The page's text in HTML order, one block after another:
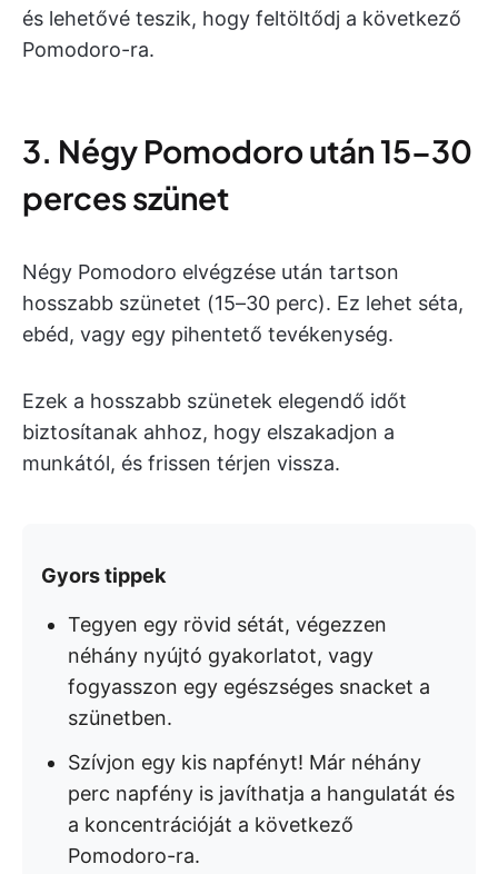
és lehetővé teszik, hogy feltöltődj a következő
Pomodoro-ra.
3. Négy Pomodoro után 15–30
perces szünet
Négy Pomodoro elvégzése után tartson
hosszabb szünetet (15–30 perc). Ez lehet séta,
ebéd, vagy egy pihentető tevékenység.
Ezek a hosszabb szünetek elegendő időt
biztosítanak ahhoz, hogy elszakadjon a
munkától, és frissen térjen vissza.
Gyors tippek
Tegyen egy rövid sétát, végezzen
néhány nyújtó gyakorlatot, vagy
fogyasszon egy egészséges snacket a
szünetben.
Szívjon egy kis napfényt! Már néhány
perc napfény is javíthatja a hangulatát és
a koncentrációját a következő
Pomodoro-ra.